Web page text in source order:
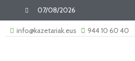
07/08/2026
info@kazetariak.eus 944 10 60 40